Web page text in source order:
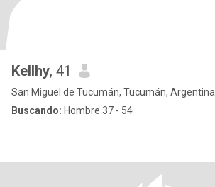
Kellhy, 41
San Miguel de Tucumán, Tucumán, Argentina
Buscando: Hombre 37 - 54